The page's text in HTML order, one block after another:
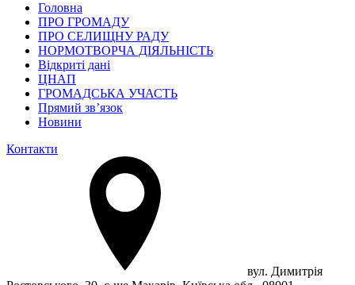
Головна
ПРО ГРОМАДУ
ПРО СЕЛИЩНУ РАДУ
НОРМОТВОРЧА ДІЯЛЬНІСТЬ
Відкриті дані
ЦНАП
ГРОМАДСЬКА УЧАСТЬ
Прямий зв’язок
Новини
Контакти
вул. Димитрія